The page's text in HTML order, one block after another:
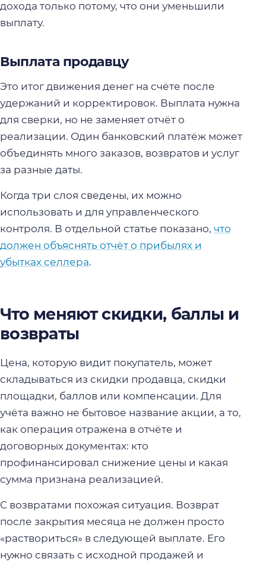
дохода только потому, что они уменьшили
выплату.
Выплата продавцу
Это итог движения денег на счёте после
удержаний и корректировок. Выплата нужна
для сверки, но не заменяет отчёт о
реализации. Один банковский платёж может
объединять много заказов, возвратов и услуг
за разные даты.
Когда три слоя сведены, их можно
использовать и для управленческого
контроля. В отдельной статье показано, что
должен объяснять отчёт о прибылях и
убытках селлера.
Что меняют скидки, баллы и
возвраты
Цена, которую видит покупатель, может
складываться из скидки продавца, скидки
площадки, баллов или компенсации. Для
учёта важно не бытовое название акции, а то,
как операция отражена в отчёте и
договорных документах: кто
профинансировал снижение цены и какая
сумма признана реализацией.
С возвратами похожая ситуация. Возврат
после закрытия месяца не должен просто
«раствориться» в следующей выплате. Его
нужно связать с исходной продажей и